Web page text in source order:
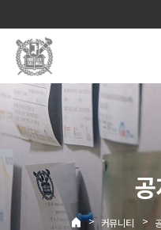
메뉴
> 커뮤니티 >